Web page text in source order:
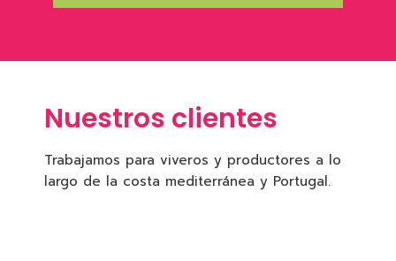
Nuestros clientes
Trabajamos para viveros y productores a lo
largo de la costa mediterránea y Portugal.